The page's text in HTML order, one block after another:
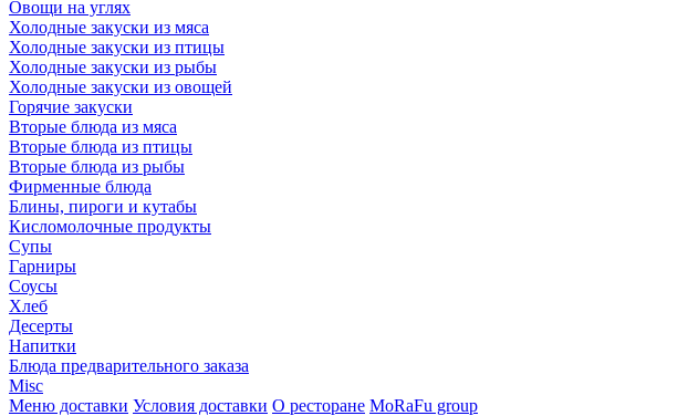
Овощи на углях
Холодные закуски из мяса
Холодные закуски из птицы
Холодные закуски из рыбы
Холодные закуски из овощей
Горячие закуски
Вторые блюда из мяса
Вторые блюда из птицы
Вторые блюда из рыбы
Фирменные блюда
Блины, пироги и кутабы
Кисломолочные продукты
Супы
Гарниры
Соусы
Хлеб
Десерты
Напитки
Блюда предварительного заказа
Misc
Меню доставки Условия доставки О ресторане MoRaFu group